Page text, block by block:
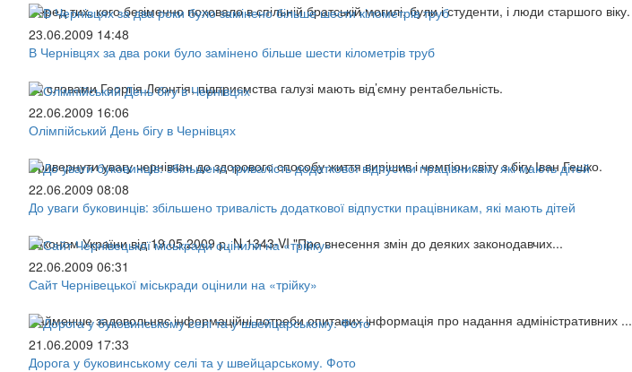
Серед тих, кого безіменно поховало в спільній братській могилі, були і студенти, і люди старшого віку.
23.06.2009 14:48
В Чернівцях за два роки було замінено більше шести кілометрів труб
За словами Георгія Леонтія, підприємства галузі мають від’ємну рентабельність.
22.06.2009 16:06
Олімпійський День бігу в Чернівцях
Привернути увагу чернівчан до здорового способу життя вирішив і чемпіон світу з бігу Іван Гешко.
22.06.2009 08:08
До уваги буковинців: збільшено тривалість додаткової відпустки працівникам, які мають дітей
Законом України від 19.05.2009 р. N 1343-VI "Про внесення змін до деяких законодавчих...
22.06.2009 06:31
Сайт Чернівецької міськради оцінили на «трійку»
Найменше задовольняє інформаційні потреби опитаних інформація про надання адміністративних ...
21.06.2009 17:33
Дорога у буковинському селі та у швейцарському. Фото